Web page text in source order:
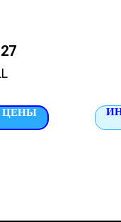
ЦЕНЫ